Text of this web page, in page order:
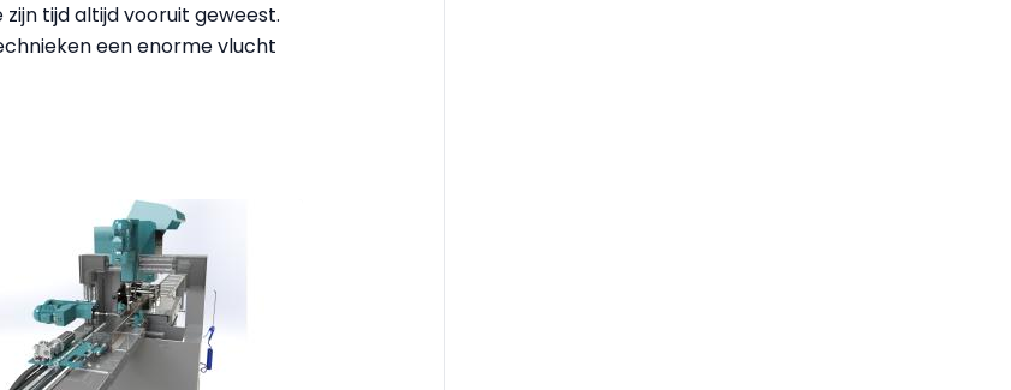
tijd altijd vooruit geweest.
een enorme vlucht